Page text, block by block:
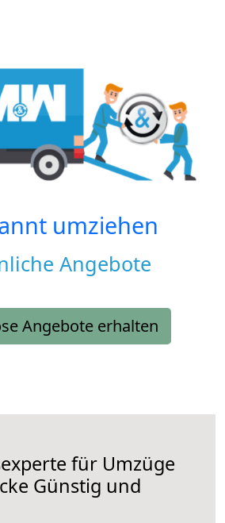
umziehen
Angebote
Angebote erhalten
für Umzüge
Günstig und